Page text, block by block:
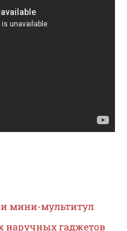
мини-мультитул
наручных гаджетов